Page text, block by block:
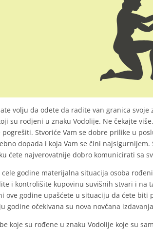
volju da odete da radite van granica svoje
su rodjeni u znaku Vodolije. Ne čekajte
pogrešiti. Stvoriće Vam se dobre prilike u
dopada i koja Vam se čini
ćete najverovatnije dobro komunicirati sa
cele godine materijalna situacija osoba
i kontrolišite kupovinu suvišnih stvari i na
ove godine upašćete u situaciju da ćete
godine očekivana su nova novčana
koje su rođene u znaku Vodolije koje su